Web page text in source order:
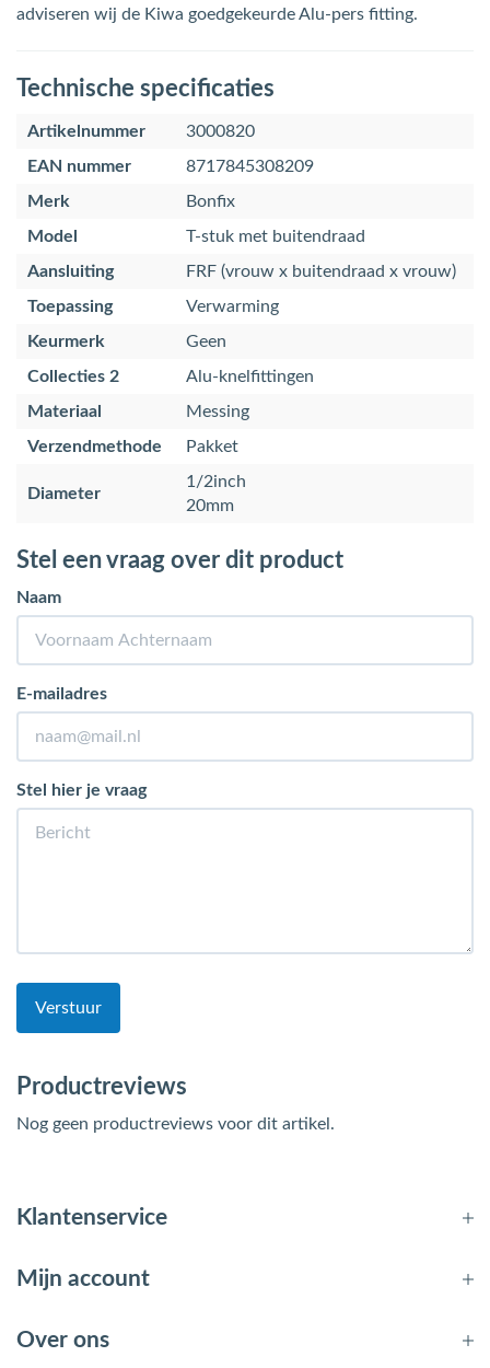
adviseren wij de Kiwa goedgekeurde Alu-pers fitting.
Technische specificaties
Artikelnummer
3000820
EAN nummer
8717845308209
Merk
Bonfix
Model
T-stuk met buitendraad
Aansluiting
FRF (vrouw x buitendraad x vrouw)
Toepassing
Verwarming
Keurmerk
Geen
Collecties 2
Alu-knelfittingen
Materiaal
Messing
Verzendmethode
Pakket
Diameter
1/2inch
20mm
Stel een vraag over dit product
Naam
E-mailadres
Stel hier je vraag
Verstuur
Productreviews
Nog geen productreviews voor dit artikel.
Klantenservice
Mijn account
Over ons